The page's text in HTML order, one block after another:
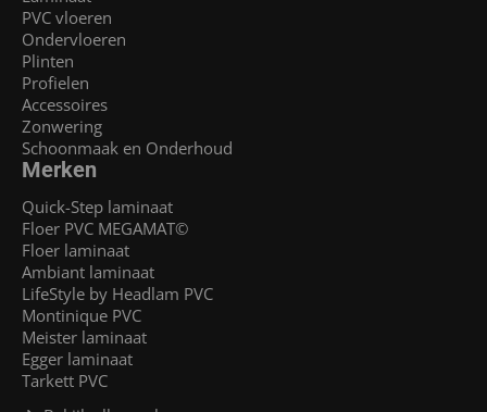
PVC vloeren
Ondervloeren
Plinten
Profielen
Accessoires
Zonwering
Schoonmaak en Onderhoud
Merken
Quick-Step laminaat
Floer PVC MEGAMAT©
Floer laminaat
Ambiant laminaat
LifeStyle by Headlam PVC
Montinique PVC
Meister laminaat
Egger laminaat
Tarkett PVC